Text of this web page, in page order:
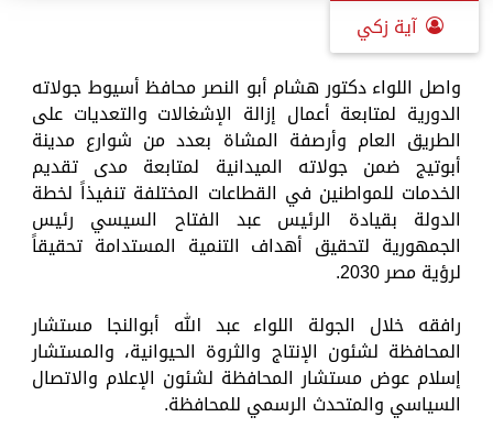
آية زكي
واصل اللواء دكتور هشام أبو النصر محافظ أسيوط جولاته
الدورية لمتابعة أعمال إزالة الإشغالات والتعديات على
الطريق العام وأرصفة المشاة بعدد من شوارع مدينة
أبوتيج ضمن جولاته الميدانية لمتابعة مدى تقديم
الخدمات للمواطنين في القطاعات المختلفة تنفيذاً لخطة
الدولة بقيادة الرئيس عبد الفتاح السيسي رئيس
الجمهورية لتحقيق أهداف التنمية المستدامة تحقيقاً
لرؤية مصر 2030.
رافقه خلال الجولة اللواء عبد الله أبوالنجا مستشار
المحافظة لشئون الإنتاج والثروة الحيوانية، والمستشار
إسلام عوض مستشار المحافظة لشئون الإعلام والاتصال
السياسي والمتحدث الرسمي للمحافظة.